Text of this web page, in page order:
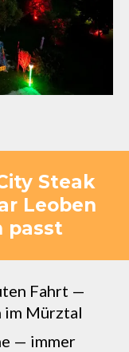
Steak
Leoben
passt
Fahrt —
im Mürztal
— immer